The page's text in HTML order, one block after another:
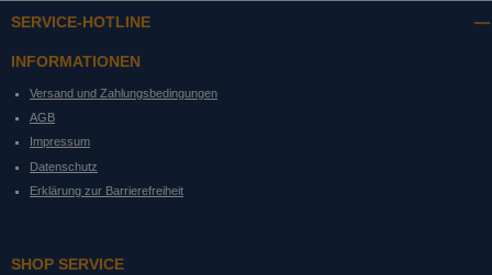
SERVICE-HOTLINE
INFORMATIONEN
Versand und Zahlungsbedingungen
AGB
Impressum
Datenschutz
Erklärung zur Barrierefreiheit
SHOP SERVICE